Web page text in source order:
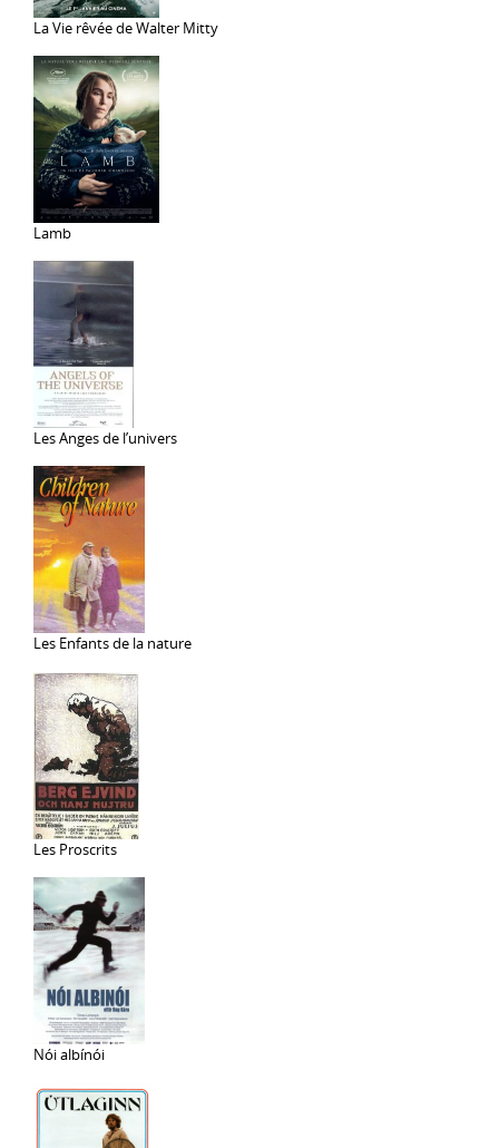
La Vie rêvée de Walter Mitty
Lamb
Les Anges de l’univers
Les Enfants de la nature
Les Proscrits
Nói albínói